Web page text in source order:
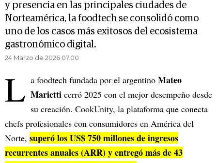
y presencia en las principales ciudades de
Norteamérica, la foodtech se consolidó como
uno de los casos más exitosos del ecosistema
gastronómico digital.
24 Marzo de 2026 07.00
L a foodtech fundada por el argentino Mateo
Marietti cerró 2025 con el mejor desempeño desde
su creación. CookUnity, la plataforma que conecta
chefs profesionales con consumidores en América del
Norte, superó los US$ 750 millones de ingresos
recurrentes anuales (ARR) y entregó más de 43